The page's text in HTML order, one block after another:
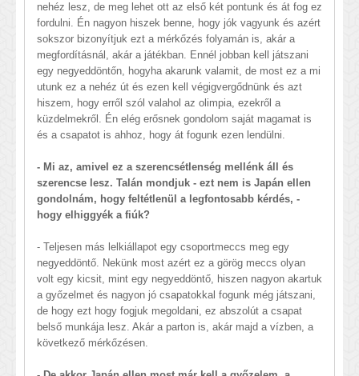
nehéz lesz, de meg lehet ott az első két pontunk és át fog ez
fordulni. Én nagyon hiszek benne, hogy jók vagyunk és azért
sokszor bizonyítjuk ezt a mérkőzés folyamán is, akár a
megfordításnál, akár a játékban. Ennél jobban kell játszani
egy negyeddöntőn, hogyha akarunk valamit, de most ez a mi
utunk ez a nehéz út és ezen kell végigvergődnünk és azt
hiszem, hogy erről szól valahol az olimpia, ezekről a
küzdelmekről. Én elég erősnek gondolom saját magamat is
és a csapatot is ahhoz, hogy át fogunk ezen lendülni.
- Mi az, amivel ez a szerencsétlenség mellénk áll és
szerencse lesz. Talán mondjuk - ezt nem is Japán ellen
gondolnám, hogy feltétlenül a legfontosabb kérdés, -
hogy elhiggyék a fiúk?
- Teljesen más lelkiállapot egy csoportmeccs meg egy
negyeddöntő. Nekünk most azért ez a görög meccs olyan
volt egy kicsit, mint egy negyeddöntő, hiszen nagyon akartuk
a győzelmet és nagyon jó csapatokkal fogunk még játszani,
de hogy ezt hogy fogjuk megoldani, ez abszolút a csapat
belső munkája lesz. Akár a parton is, akár majd a vízben, a
következő mérkőzésen.